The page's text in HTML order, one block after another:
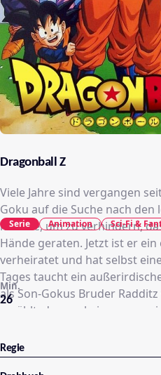
Dragonball Z
Viele Jahre sind vergangen
Goku auf die Suche nach
machte, um zu verhindern,
Hände geraten. Jetzt ist er
verheiratet und hat selbst
Tages taucht ein
als Son-Gokus Bruder
erzählt, dass er keineswegs
Erde zu vernichten. Nach
sein Gedächtnis verloren.
26
Min.
Serie Animation Sci-Fi &
Regie